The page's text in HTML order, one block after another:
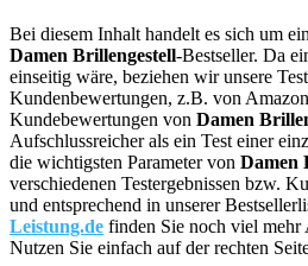
Bei diesem Inhalt handelt es sich um
Damen Brillengestell-Bestseller. Da
einseitig wäre, beziehen wir unsere
Kundenbewertungen, z.B. von
Kundebewertungen von Damen
Aufschlussreicher als ein Test einer
die wichtigsten Parameter von Damen
verschiedenen Testergebnissen bzw.
und entsprechend in unserer
Leistung.de finden Sie noch viel mehr
Nutzen Sie einfach auf der rechten